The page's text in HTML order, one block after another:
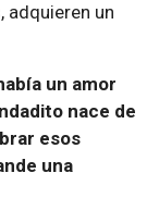
adquieren un
un amor
nace de
esos
una